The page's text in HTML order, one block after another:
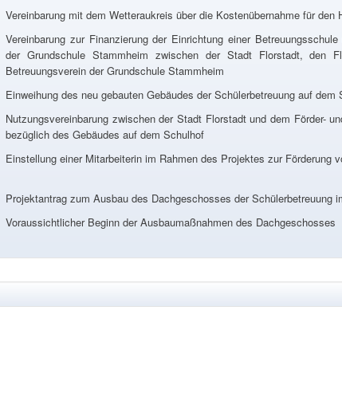
Vereinbarung mit dem Wetteraukreis über die Kostenübernahme für den
Vereinbarung zur Finanzierung der Einrichtung einer
der Grundschule Stammheim zwischen der Stadt Florstadt, den
Betreuungsverein der Grundschule Stammheim
Einweihung des neu gebauten Gebäudes der Schülerbetreuung auf dem
Nutzungsvereinbarung zwischen der Stadt Florstadt und dem Förder-
bezüglich des Gebäudes auf dem Schulhof
Einstellung einer Mitarbeiterin im Rahmen des Projektes zur Förderung
Projektantrag zum Ausbau des Dachgeschosses der Schülerbetreuung
Voraussichtlicher Beginn der Ausbaumaßnahmen des Dachgeschosses